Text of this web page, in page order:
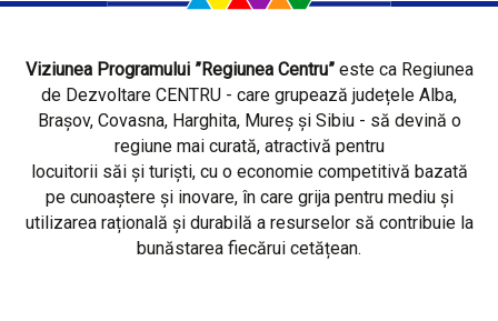
Viziunea Programului ”Regiunea Centru”este ca Regiunea
de Dezvoltare CENTRU - care grupează județele Alba,
Brașov, Covasna, Harghita, Mureș și Sibiu - să devină o
regiune mai curată, atractivă pentru
locuitorii săi și turiști, cu o economie competitivă bazată
pe cunoaștere și inovare, în care grija pentru mediu și
utilizarea rațională și durabilă a resurselor să contribuie la
bunăstarea fiecărui cetățean.